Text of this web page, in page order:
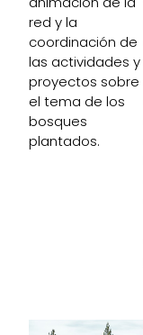
red y la
coordinación de
las actividades y
proyectos sobre
el tema de los
bosques
plantados.